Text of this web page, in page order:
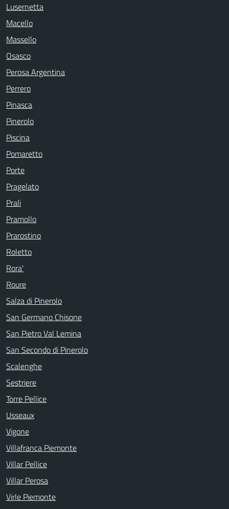
Lusernetta
Macello
Massello
Osasco
Perosa Argentina
Perrero
Pinasca
Pinerolo
Piscina
Pomaretto
Porte
Pragelato
Prali
Pramollo
Prarostino
Roletto
Rora'
Roure
Salza di Pinerolo
San Germano Chisone
San Pietro Val Lemina
San Secondo di Pinerolo
Scalenghe
Sestriere
Torre Pellice
Usseaux
Vigone
Villafranca Piemonte
Villar Pellice
Villar Perosa
Virle Piemonte